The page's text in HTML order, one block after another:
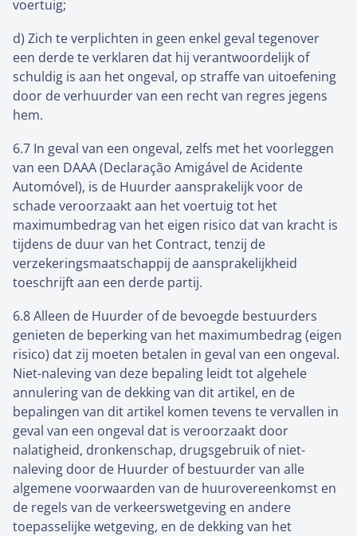
voertuig;
d) Zich te verplichten in geen enkel geval tegenover
een derde te verklaren dat hij verantwoordelijk of
schuldig is aan het ongeval, op straffe van uitoefening
door de verhuurder van een recht van regres jegens
hem.
6.7 In geval van een ongeval, zelfs met het voorleggen
van een DAAA (Declaração Amigável de Acidente
Automóvel), is de Huurder aansprakelijk voor de
schade veroorzaakt aan het voertuig tot het
maximumbedrag van het eigen risico dat van kracht is
tijdens de duur van het Contract, tenzij de
verzekeringsmaatschappij de aansprakelijkheid
toeschrijft aan een derde partij.
6.8 Alleen de Huurder of de bevoegde bestuurders
genieten de beperking van het maximumbedrag (eigen
risico) dat zij moeten betalen in geval van een ongeval.
Niet-naleving van deze bepaling leidt tot algehele
annulering van de dekking van dit artikel, en de
bepalingen van dit artikel komen tevens te vervallen in
geval van een ongeval dat is veroorzaakt door
nalatigheid, dronkenschap, drugsgebruik of niet-
naleving door de Huurder of bestuurder van alle
algemene voorwaarden van de huurovereenkomst en
de regels van de verkeerswetgeving en andere
toepasselijke wetgeving, en de dekking van het